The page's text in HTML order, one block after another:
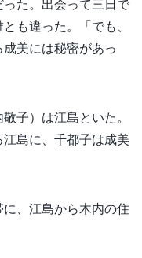
た。出会って三日で
も違った。「でも、
美には秘密があっ
子）は江島といた。
島に、千都子は成美
、江島から木内の住